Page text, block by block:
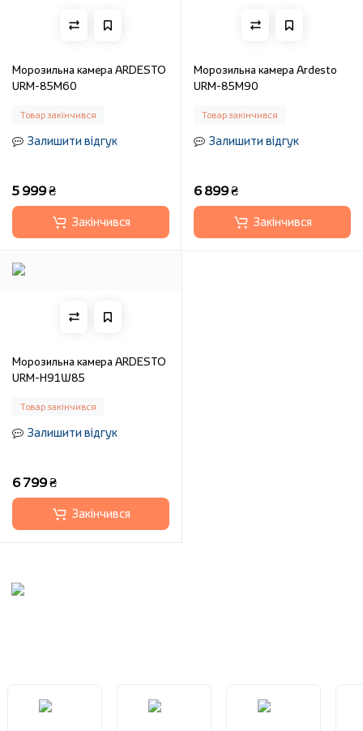
Морозильна камера ARDESTO
URM-85M60
Товар закінчився
Залишити відгук
5 999 ₴
Закінчився
Морозильна камера Ardesto
URM-85M90
Товар закінчився
Залишити відгук
6 899 ₴
Закінчився
Морозильна камера ARDESTO
URM-H91W85
Товар закінчився
Залишити відгук
6 799 ₴
Закінчився